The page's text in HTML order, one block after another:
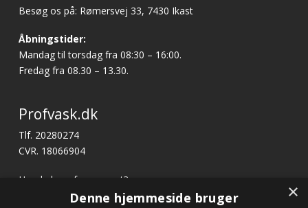
Besøg os på: Rømersvej 33, 7430 Ikast
Åbningstider:
Mandag til torsdag fra 08:30 – 16:00.
Fredag fra 08.30 – 13.30.
Profvask.dk
Tlf. 20280274
CVR. 18066904
Har du brug for support?
profvask@kpa.dk ×
Denne hjemmeside bruger